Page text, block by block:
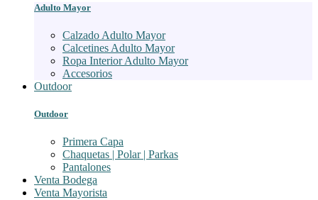
Adulto Mayor
Calzado Adulto Mayor
Calcetines Adulto Mayor
Ropa Interior Adulto Mayor
Accesorios
Outdoor
Outdoor
Primera Capa
Chaquetas | Polar | Parkas
Pantalones
Venta Bodega
Venta Mayorista